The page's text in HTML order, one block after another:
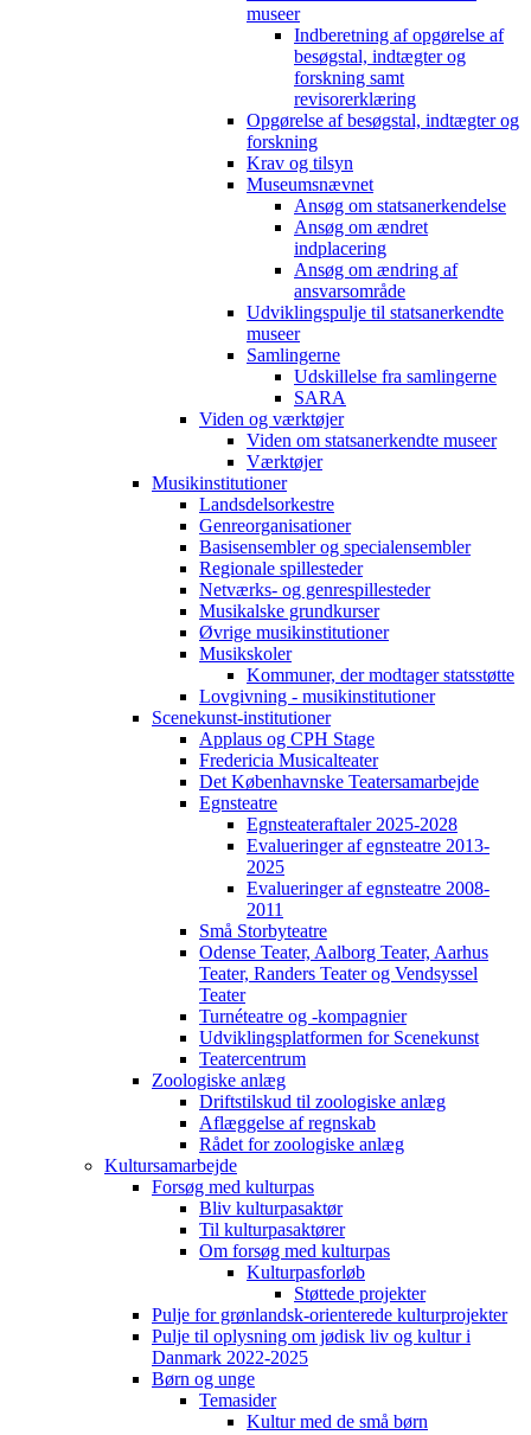
museer
Indberetning af opgørelse af
besøgstal, indtægter og
forskning samt
revisorerklæring
Opgørelse af besøgstal, indtægter og
forskning
Krav og tilsyn
Museumsnævnet
Ansøg om statsanerkendelse
Ansøg om ændret
indplacering
Ansøg om ændring af
ansvarsområde
Udviklingspulje til statsanerkendte
museer
Samlingerne
Udskillelse fra samlingerne
SARA
Viden og værktøjer
Viden om statsanerkendte museer
Værktøjer
Musikinstitutioner
Landsdelsorkestre
Genreorganisationer
Basisensembler og specialensembler
Regionale spillesteder
Netværks- og genrespillesteder
Musikalske grundkurser
Øvrige musikinstitutioner
Musikskoler
Kommuner, der modtager statsstøtte
Lovgivning - musikinstitutioner
Scenekunst-institutioner
Applaus og CPH Stage
Fredericia Musicalteater
Det Københavnske Teatersamarbejde
Egnsteatre
Egnsteateraftaler 2025-2028
Evalueringer af egnsteatre 2013-
2025
Evalueringer af egnsteatre 2008-
2011
Små Storbyteatre
Odense Teater, Aalborg Teater, Aarhus
Teater, Randers Teater og Vendsyssel
Teater
Turnéteatre og -kompagnier
Udviklingsplatformen for Scenekunst
Teatercentrum
Zoologiske anlæg
Driftstilskud til zoologiske anlæg
Aflæggelse af regnskab
Rådet for zoologiske anlæg
Kultursamarbejde
Forsøg med kulturpas
Bliv kulturpasaktør
Til kulturpasaktører
Om forsøg med kulturpas
Kulturpasforløb
Støttede projekter
Pulje for grønlandsk-orienterede kulturprojekter
Pulje til oplysning om jødisk liv og kultur i
Danmark 2022-2025
Børn og unge
Temasider
Kultur med de små børn